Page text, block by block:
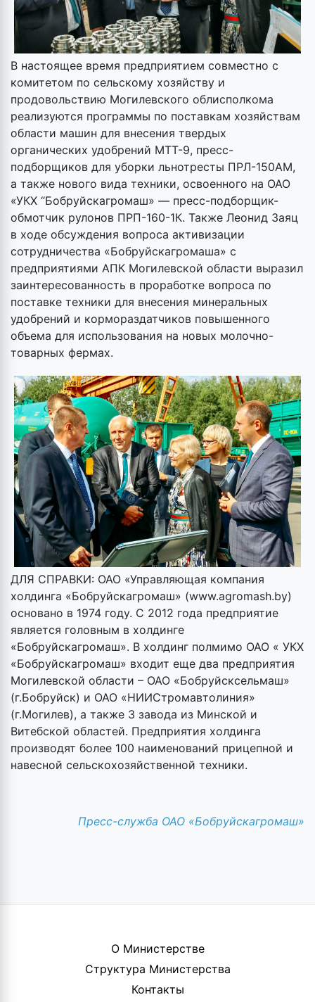
В настоящее время предприятием совместно с
комитетом по сельскому хозяйству и
продовольствию Могилевского облисполкома
реализуются программы по поставкам хозяйствам
области машин для внесения твердых
органических удобрений МТТ-9, пресс-
подборщиков для уборки льнотресты ПРЛ-150АМ,
а также нового вида техники, освоенного на ОАО
«УКХ “Бобруйскагромаш» — пресс-подборщик-
обмотчик рулонов ПРП-160-1К. Также Леонид Заяц
в ходе обсуждения вопроса активизации
сотрудничества «Бобруйскагромаша» с
предприятиями АПК Могилевской области выразил
заинтересованность в проработке вопроса по
поставке техники для внесения минеральных
удобрений и кормораздатчиков повышенного
объема для использования на новых молочно-
товарных фермах.
ДЛЯ СПРАВКИ: ОАО «Управляющая компания
холдинга «Бобруйскагромаш» (www.agromash.by)
основано в 1974 году. С 2012 года предприятие
является головным в холдинге
«Бобруйскагромаш». В холдинг полмимо ОАО « УКХ
«Бобруйскагромаш» входит еще два предприятия
Могилевской области – ОАО «Бобруйсксельмаш»
(г.Бобруйск) и ОАО «НИИСтромавтолиния»
(г.Могилев), а также 3 завода из Минской и
Витебской областей. Предприятия холдинга
производят более 100 наименований прицепной и
навесной сельскохозяйственной техники.
Пресс-служба ОАО «Бобруйскагромаш»
О Министерстве
Структура Министерства
Контакты